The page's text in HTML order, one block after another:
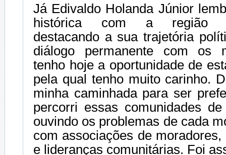
Já Edivaldo Holanda Júnior
histórica com a região
destacando a sua trajetória
diálogo permanente com os
tenho hoje a oportunidade de
pela qual tenho muito carinho.
minha caminhada para ser
percorri essas comunidades
ouvindo os problemas de cada
com associações de
e lideranças comunitárias. Foi